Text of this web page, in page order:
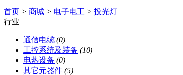
首页 > 商城 > 电子电工 > 投光灯
行业
通信电缆 (0)
工控系统及装备 (10)
电热设备 (0)
其它元器件 (5)